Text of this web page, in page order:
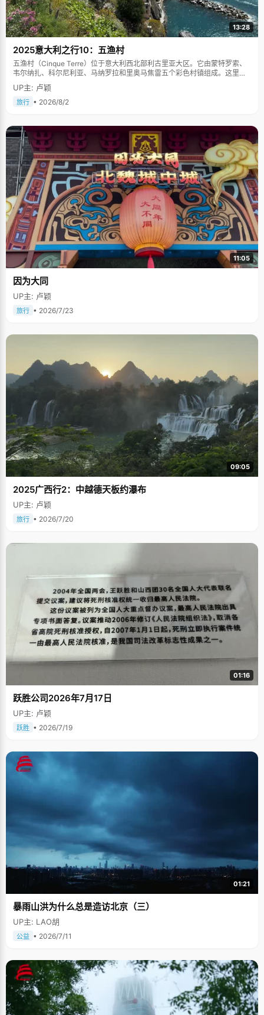
13:28
2025意大利之行10：五渔村
五渔村（Cinque Terre）位于意大利西北部利古里亚大区。它由蒙特罗索、
韦尔纳扎、科尔尼利亚、马纳罗拉和里奥马焦雷五个彩色村镇组成。这里依
山傍海，房屋色彩斑斓，1997年被列为世界文化遗产。
UP主: 卢颖
旅行 • 2026/8/2
11:05
因为大同
UP主: 卢颖
旅行 • 2026/7/23
09:05
2025广西行2：中越德天板约瀑布
UP主: 卢颖
旅行 • 2026/7/20
01:16
跃胜公司2026年7月17日
UP主: 卢颖
跃胜 • 2026/7/19
01:21
暴雨山洪为什么总是造访北京（三）
UP主: LAO胡
公益 • 2026/7/11